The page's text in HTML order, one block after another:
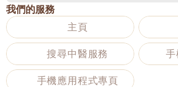
我們的服務
主頁
搜尋中醫服務
手機應用程式專頁